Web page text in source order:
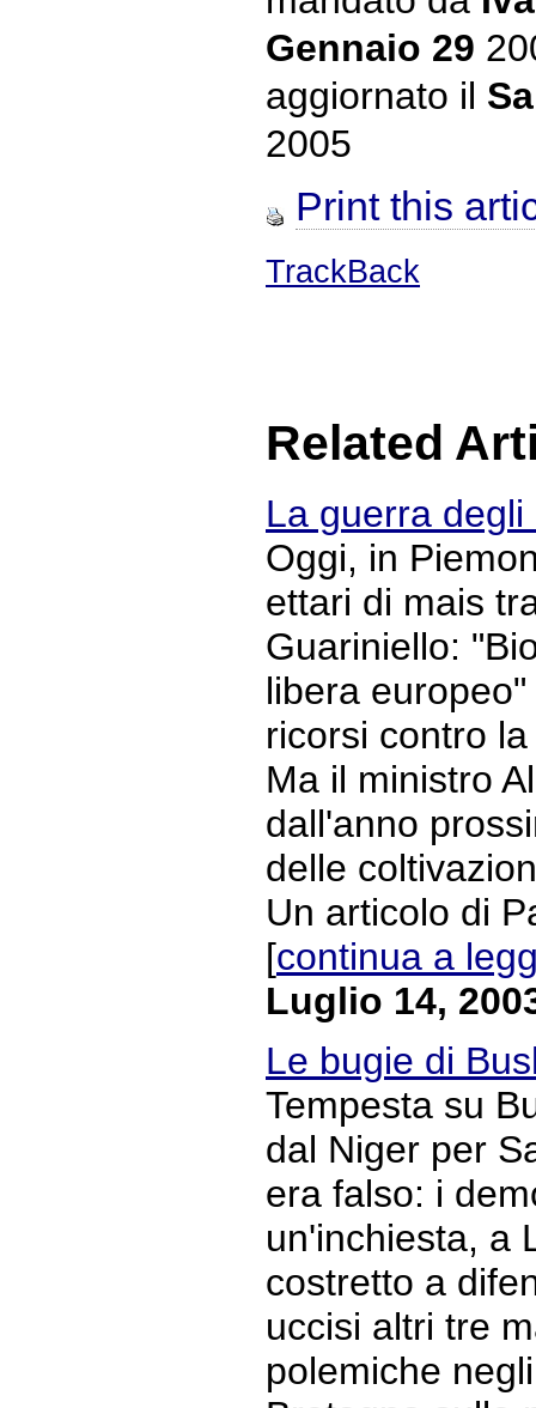
Gennaio 29
aggiornato il
2005
Print this
TrackBack
Related
La guerra degli
Oggi, in
ettari di mais
Guariniello:
libera
ricorsi contro
Ma il ministro
dall'anno
delle
Un articolo di
[continua a
Luglio 14,
Le bugie di
Tempesta su
dal Niger per
era falso: i
un'inchiesta, a
costretto a
uccisi altri tre
polemiche